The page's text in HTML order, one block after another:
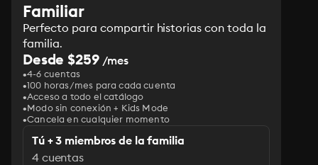
Familiar
Perfecto para compartir historias con toda la
familia.
Desde $259/mes
4-6 cuentas
100 horas/mes para cada cuenta
Acceso a todo el catálogo
Modo sin conexión + Kids Mode
Cancela en cualquier momento
Tú + 3 miembros de la familia
4 cuentas